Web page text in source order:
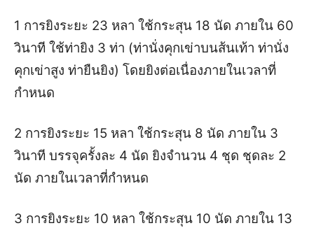
1 การยิงระยะ 23 หลา ใช้กระสุน 18 นัด ภายใน 60
วินาที ใช้ท่ายิง 3 ท่า (ท่านั่งคุกเข่าบนส้นเท้า ท่านั่ง
คุกเข่าสูง ท่ายืนยิง) โดยยิงต่อเนื่องภายในเวลาที่
กำหนด
2 การยิงระยะ 15 หลา ใช้กระสุน 8 นัด ภายใน 3
วินาที บรรจุครั้งละ 4 นัด ยิงจำนวน 4 ชุด ชุดละ 2
นัด ภายในเวลาที่กำหนด
3 การยิงระยะ 10 หลา ใช้กระสุน 10 นัด ภายใน 13